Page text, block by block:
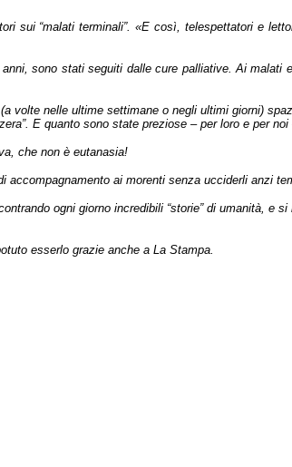
sui “malati terminali”. «E così, telespettatori e
sono stati seguiti dalle cure palliative. Ai
volte nelle ultime settimane o negli ultimi giorni)
E quanto sono state preziose – per loro e per
che non è eutanasia!
ai morenti senza ucciderli anzi
ogni giorno incredibili “storie” di umanità, e
esserlo grazie anche a La Stampa.